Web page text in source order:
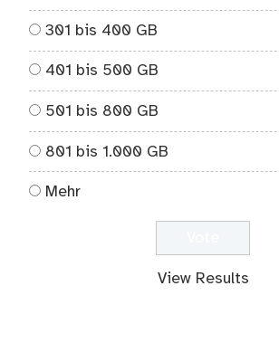
301 bis 400 GB
401 bis 500 GB
501 bis 800 GB
801 bis 1.000 GB
Mehr
View Results